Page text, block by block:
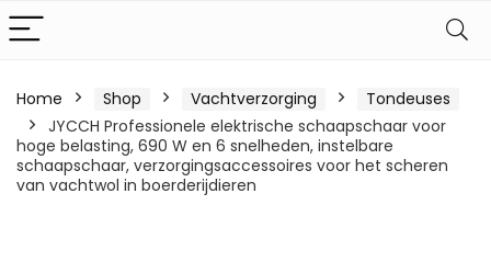
Home Shop Vachtverzorging
Tondeuses
JYCCH Professionele elektrische schaapschaar voor
hoge belasting, 690 W en 6 snelheden, instelbare
schaapschaar, verzorgingsaccessoires voor het scheren
van vachtwol in boerderijdieren